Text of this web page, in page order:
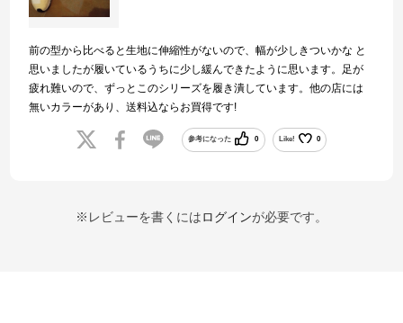
前の型から比べると生地に伸縮性がないので、幅が少しきついかな と
思いましたが履いているうちに少し緩んできたように思います。足が
疲れ難いので、ずっとこのシリーズを履き潰しています。他の店には
無いカラーがあり、送料込ならお買得です!
参考になった 0 Like! 0
※レビューを書くにはログインが必要です。